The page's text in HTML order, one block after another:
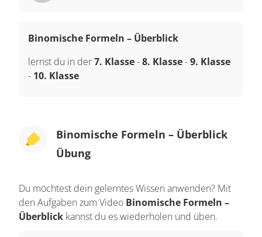
Binomische Formeln – Überblick
lernst du in der7. Klasse-8. Klasse-9. Klasse
- 10. Klasse
Binomische Formeln – Überblick
Übung
Du möchtest dein gelerntes Wissen anwenden? Mit
den Aufgaben zum Video Binomische Formeln –
Überblick kannst du es wiederholen und üben.